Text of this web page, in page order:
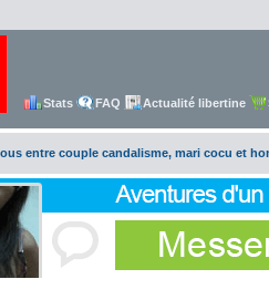
Stats FAQ Actualité libertine
entre couple candalisme, mari cocu et